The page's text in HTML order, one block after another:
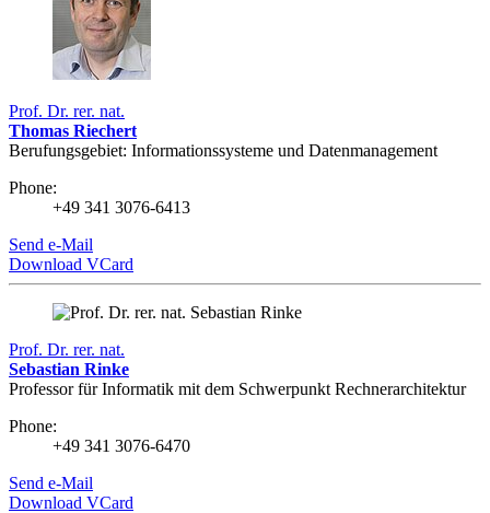
Prof. Dr. rer. nat.
Thomas Riechert
Berufungsgebiet: Informationssysteme und Datenmanagement
Phone:
+49 341 3076-6413
Send e-Mail
Download VCard
Prof. Dr. rer. nat.
Sebastian Rinke
Professor für Informatik mit dem Schwerpunkt Rechnerarchitektur
Phone:
+49 341 3076-6470
Send e-Mail
Download VCard